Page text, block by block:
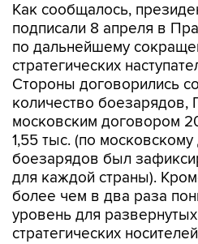
Как сообщалось,
подписали 8 апреля в
по дальнейшему
стратегических
Стороны договорились
количество боезарядов,
московским договором
1,55 тыс. (по
боезарядов был
для каждой страны).
более чем в два раза
уровень для
стратегических